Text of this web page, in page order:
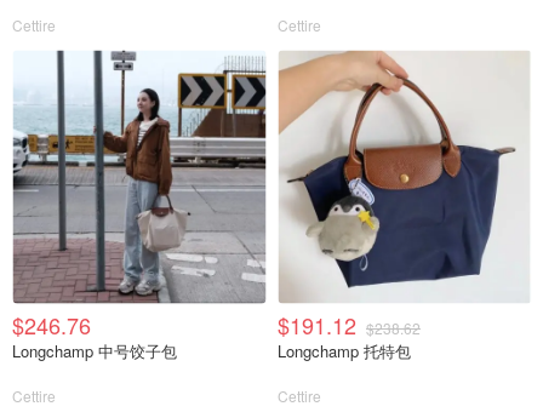
Cettire Cettire
$246.76
Longchamp 中号饺子包
Cettire
$191.12 $238.62
Longchamp 托特包
Cettire